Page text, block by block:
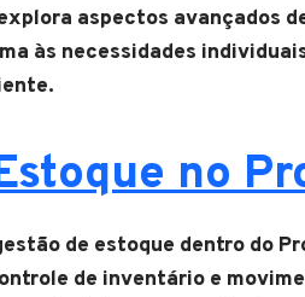
aspectos avançados
às necessidades
no
de estoque dentro do
de inventário e